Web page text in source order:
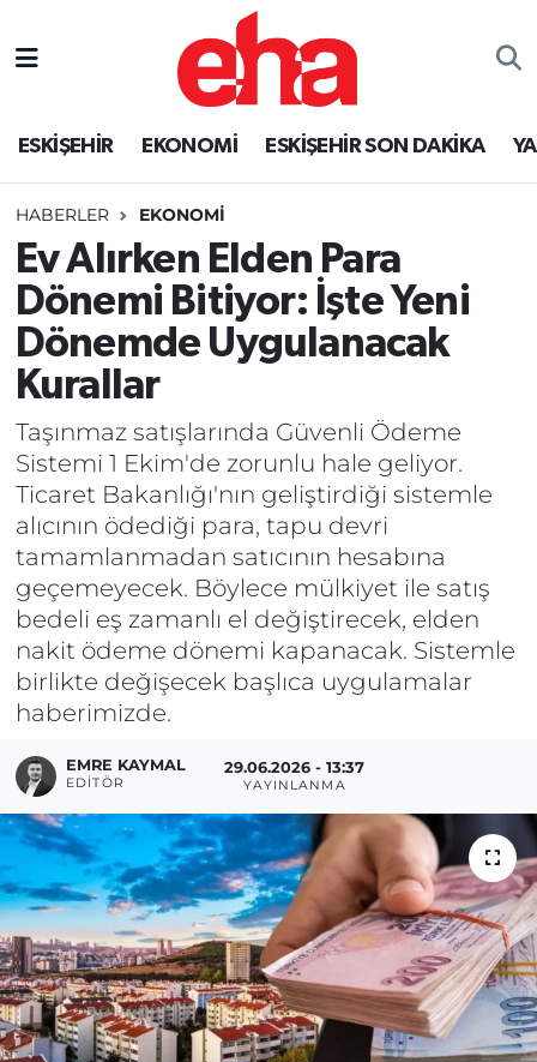
ESKİŞEHİR EKONOMİ ESKİŞEHİR SON DAKİKA
HABERLER EKONOMİ
Ev Alırken Elden Para
Dönemi Bitiyor: İşte Yeni
Dönemde Uygulanacak
Kurallar
Taşınmaz satışlarında Güvenli Ödeme
Sistemi 1 Ekim'de zorunlu hale geliyor.
Ticaret Bakanlığı'nın geliştirdiği sistemle
alıcının ödediği para, tapu devri
tamamlanmadan satıcının hesabına
geçemeyecek. Böylece mülkiyet ile satış
bedeli eş zamanlı el değiştirecek, elden
nakit ödeme dönemi kapanacak. Sistemle
birlikte değişecek başlıca uygulamalar
haberimizde.
EMRE KAYMAL
EDITÖR
29.06.2026 - 13:37
YAYINLANMA